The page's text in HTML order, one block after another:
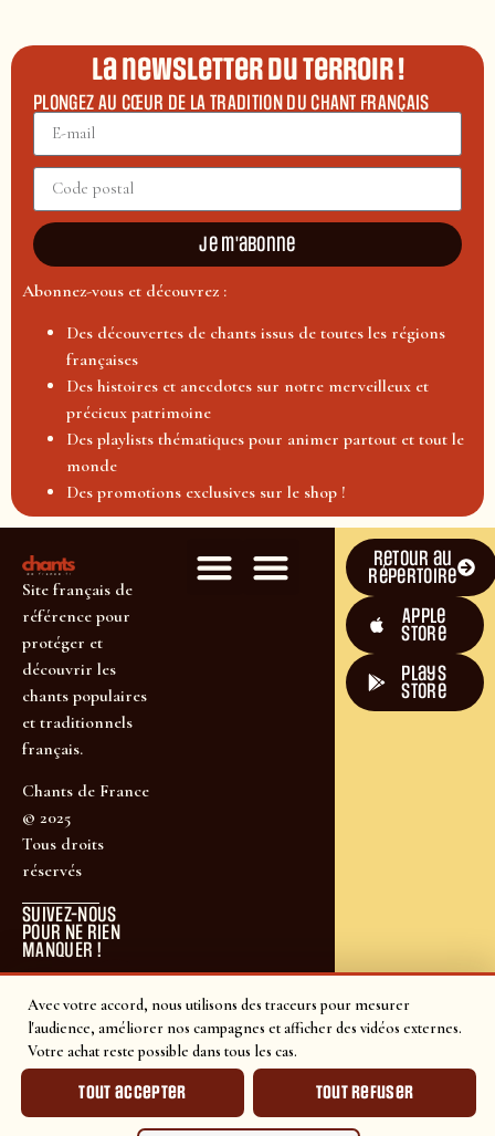
Avec votre accord, nous utilisons des traceurs pour mesurer
l'audience, améliorer nos campagnes et afficher des vidéos externes.
Votre achat reste possible dans tous les cas.
Tout accepter Tout refuser
La newsletter du terroir !
PLONGEZ AU CŒUR DE LA TRADITION DU CHANT FRANÇAIS
Je m'abonne
Abonnez-vous et découvrez :
Des découvertes de chants issus de toutes les régions
françaises
Des histoires et anecdotes sur notre merveilleux et
précieux patrimoine
Des playlists thématiques pour animer partout et tout le
monde
Des promotions exclusives sur le shop !
Site français de
référence pour
protéger et
découvrir les
chants populaires
et traditionnels
français.
Chants de France
© 2025
Tous droits
réservés
SUIVEZ-NOUS
POUR NE RIEN
MANQUER !
Retour au
répertoire
Apple
Store
plays
store